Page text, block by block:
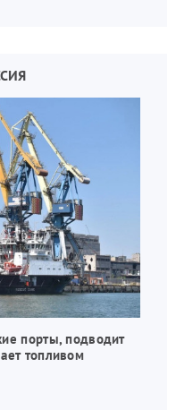
порты, подводит
топливом